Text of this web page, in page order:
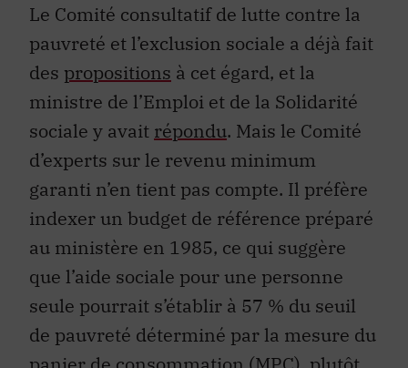
Le Comité consultatif de lutte contre la
pauvreté et l’exclusion sociale a déjà fait
des propositions à cet égard, et la
ministre de l’Emploi et de la Solidarité
sociale y avait répondu. Mais le Comité
d’experts sur le revenu minimum
garanti n’en tient pas compte. Il préfère
indexer un budget de référence préparé
au ministère en 1985, ce qui suggère
que l’aide sociale pour une personne
seule pourrait s’établir à 57 % du seuil
de pauvreté déterminé par la mesure du